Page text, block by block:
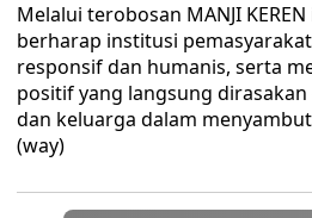
Melalui terobosan MANJI
berharap institusi
responsif dan humanis, serta
positif yang langsung
dan keluarga dalam
(way)